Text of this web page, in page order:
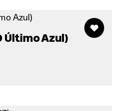
Último Azul)